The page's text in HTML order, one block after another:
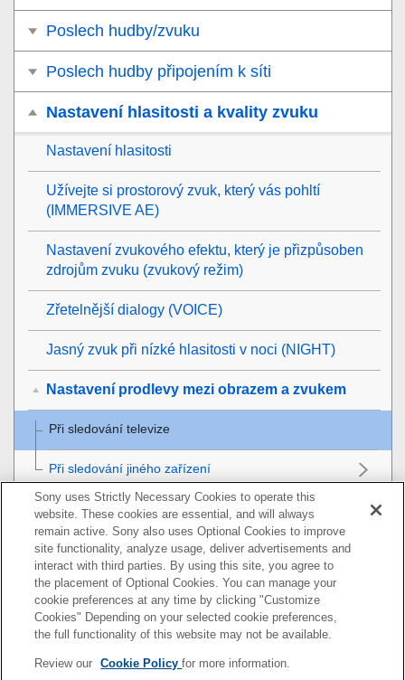
Poslech hudby/zvuku
Poslech hudby připojením k síti
Nastavení hlasitosti a kvality zvuku
Nastavení hlasitosti
Užívejte si prostorový zvuk, který vás pohltí
( IMMERSIVE AE)
Nastavení zvukového efektu, který je přizpůsoben
zdrojům zvuku (zvukový režim)
Zřetelnější dialogy (VOICE)
Jasný zvuk při nízké hlasitosti v noci (NIGHT)
Nastavení prodlevy mezi obrazem a zvukem
Při sledování televize
Při sledování jiného zařízení
Poslech zvuku multiplexového vysílání (AUDIO
Nastavení hlasitosti dialogu při přehrávání obsahu
DTS:X
Používání reproduktorového systému jeho
propojením s televizorem
Změna nastavení
Sony uses Strictly Necessary Cookies to operate this
website. These cookies are essential, and will always
remain active. Sony also uses Optional Cookies to improve
site functionality, analyze usage, deliver advertisements and
interact with third parties. By using this site, you agree to
the placement of Optional Cookies. You can manage your
cookie preferences at any time by clicking "Customize
Cookies" Depending on your selected cookie preferences,
the full functionality of this website may not be available.
Review our Cookie Policyfor more information.